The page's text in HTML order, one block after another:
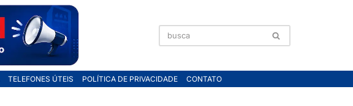
TELEFONES ÚTEIS POLÍTICA DE PRIVACIDADE CONTATO